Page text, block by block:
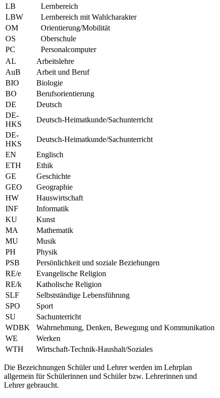
LB
Lernbereich
LBW
Lernbereich mit Wahlcharakter
OM
Orientierung/Mobilität
OS
Oberschule
PC
Personalcomputer
AL
Arbeitslehre
AuB
Arbeit und Beruf
BIO
Biologie
BO
Berufsorientierung
DE
Deutsch
DE-
HKS
Deutsch-Heimatkunde/Sachunterricht
DE-
HKS
Deutsch-Heimatkunde/Sachunterricht
EN
Englisch
ETH
Ethik
GE
Geschichte
GEO
Geographie
HW
Hauswirtschaft
INF
Informatik
KU
Kunst
MA
Mathematik
MU
Musik
PH
Physik
PSB
Persönlichkeit und soziale Beziehungen
RE/e
Evangelische Religion
RE/k
Katholische Religion
SLF
Selbstständige Lebensführung
SPO
Sport
SU
Sachunterricht
WDBK
Wahrnehmung, Denken, Bewegung und Kommunikation
WE
Werken
WTH
Wirtschaft-Technik-Haushalt/Soziales
Die Bezeichnungen Schüler und Lehrer werden im Lehrplan
allgemein für Schülerinnen und Schüler bzw. Lehrerinnen und
Lehrer gebraucht.